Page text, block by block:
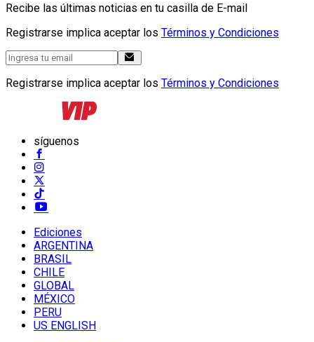
Recibe las últimas noticias en tu casilla de E-mail
Registrarse implica aceptar los Términos y Condiciones
Registrarse implica aceptar los Términos y Condiciones
síguenos
Ediciones
ARGENTINA
BRASIL
CHILE
GLOBAL
MÉXICO
PERU
US ENGLISH